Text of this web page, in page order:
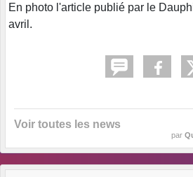
En photo l'article publié par le
avril.
Voir toutes les news
par